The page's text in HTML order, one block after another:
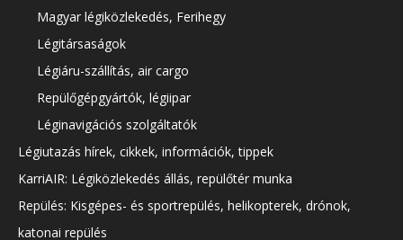
Magyar légiközlekedés, Ferihegy
Légitársaságok
Légiáru-szállítás, air cargo
Repülőgépgyártók, légiipar
Léginavigációs szolgáltatók
Légiutazás hírek, cikkek, információk, tippek
KarriAIR: Légiközlekedés állás, repülőtér munka
Repülés: Kisgépes- és sportrepülés, helikopterek, drónok,
katonai repülés